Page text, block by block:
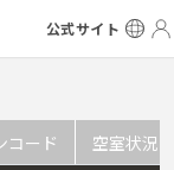
公式サイト
コード 空室状況